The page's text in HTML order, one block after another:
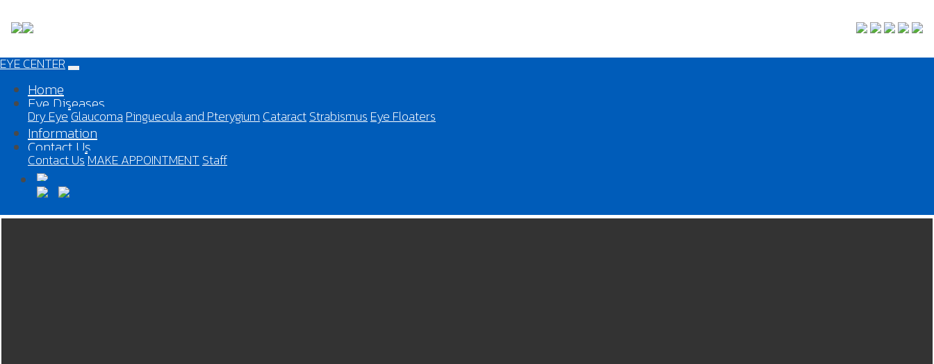
EYE CENTER
Home
Eye Diseases
Dry Eye Glaucoma Pinguecula and Pterygium CataractStrabismus Eye Floaters
Information
Contact Us
Contact Us MAKE APPOINTMENT Staff